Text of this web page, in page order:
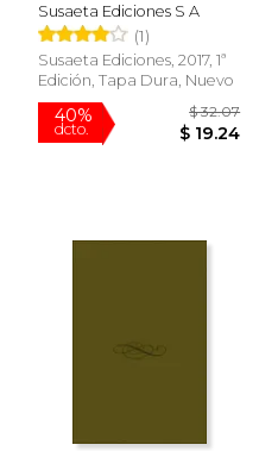
15%
dcto.
$ 29.95
$ 25.46
Susaeta Ediciones S A
(1)
Susaeta Ediciones, 2017, 1ª
Edición, Tapa Dura, Nuevo